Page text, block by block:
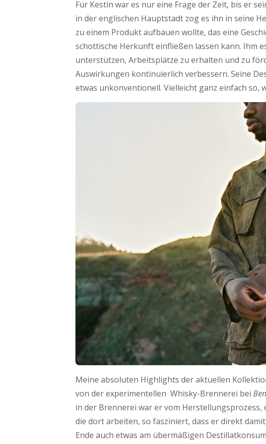
Für Kestin war es nur eine Frage der Zeit, bis er
in der englischen Hauptstadt zog es ihn in seine
zu einem Produkt aufbauen wollte, das eine
schottische Herkunft einfließen lassen kann. Ihm
unterstützen, Arbeitsplätze zu erhalten und zu
Auswirkungen kontinuierlich verbessern. Seine
etwas unkonventionell. Vielleicht ganz einfach so,
Meine absoluten Highlights der aktuellen
von der experimentellen Whisky-Brennerei bei
in der Brennerei war er vom Herstellungsprozess,
die dort arbeiten, so fasziniert, dass er direkt
Ende auch etwas am übermäßigen